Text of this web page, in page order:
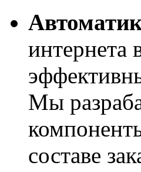
интернета
Мы
составе